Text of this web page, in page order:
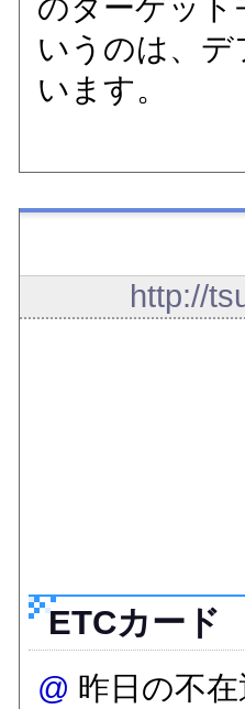
のターゲット
いうのは、
います。
http://
ETCカード
@ 昨日の不